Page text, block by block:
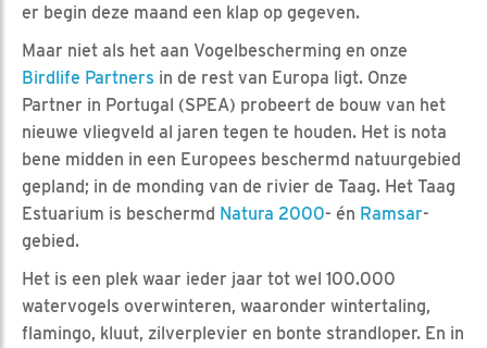
er begin deze maand een klap op gegeven.
Maar niet als het aan Vogelbescherming en onze
Birdlife Partners in de rest van Europa ligt. Onze
Partner in Portugal (SPEA) probeert de bouw van het
nieuwe vliegveld al jaren tegen te houden. Het is nota
bene midden in een Europees beschermd natuurgebied
gepland; in de monding van de rivier de Taag. Het Taag
Estuarium is beschermd Natura 2000- én Ramsar-
gebied.
Het is een plek waar ieder jaar tot wel 100.000
watervogels overwinteren, waaronder wintertaling,
flamingo, kluut, zilverplevier en bonte strandloper. En in